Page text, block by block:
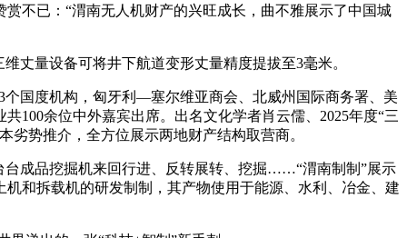
不已：“渭南无人机财产的兴旺成长，曲不雅展示了中国城
量设备可将井下航道变形丈量精度提拔至3毫米。
国度机构，匈牙利—塞尔维亚商会、北威州国际商务署、美
100余位中外嘉宾出席。出名文化学者肖云儒、2025年度“三
势推介，全方位展示两地财产结构取营商。
成品挖掘机来回行进、反转展转、挖掘……“渭南制制”展示
和拆载机的研发制制，其产物使用于能源、水利、冶金、建